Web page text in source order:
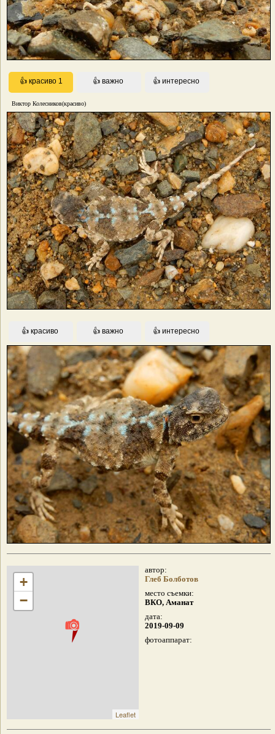
Виктор Колесников(красиво)
+
−
Leaflet
автор:
Глеб Болботов
место съемки:
ВКО, Аманат
дата:
2019-09-09
фотоаппарат: